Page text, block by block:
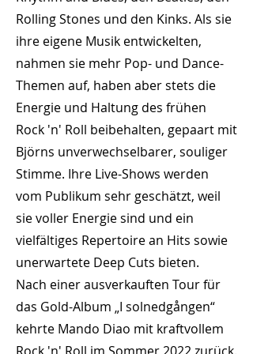
Rolling Stones und den Kinks. Als sie
ihre eigene Musik entwickelten,
nahmen sie mehr Pop- und Dance-
Themen auf, haben aber stets die
Energie und Haltung des frühen
Rock 'n' Roll beibehalten, gepaart mit
Björns unverwechselbarer, souliger
Stimme. Ihre Live-Shows werden
vom Publikum sehr geschätzt, weil
sie voller Energie sind und ein
vielfältiges Repertoire an Hits sowie
unerwartete Deep Cuts bieten.
Nach einer ausverkauften Tour für
das Gold-Album „I solnedgången“
kehrte Mando Diao mit kraftvollem